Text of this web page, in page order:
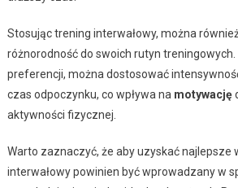
Stosując trening interwałowy, można
różnorodność do swoich rutyn treningowych.
preferencji, można dostosować
czas odpoczynku, co wpływa na motywację
aktywności fizycznej.
Warto zaznaczyć, że aby uzyskać najlepsze
interwałowy powinien być wprowadzany w